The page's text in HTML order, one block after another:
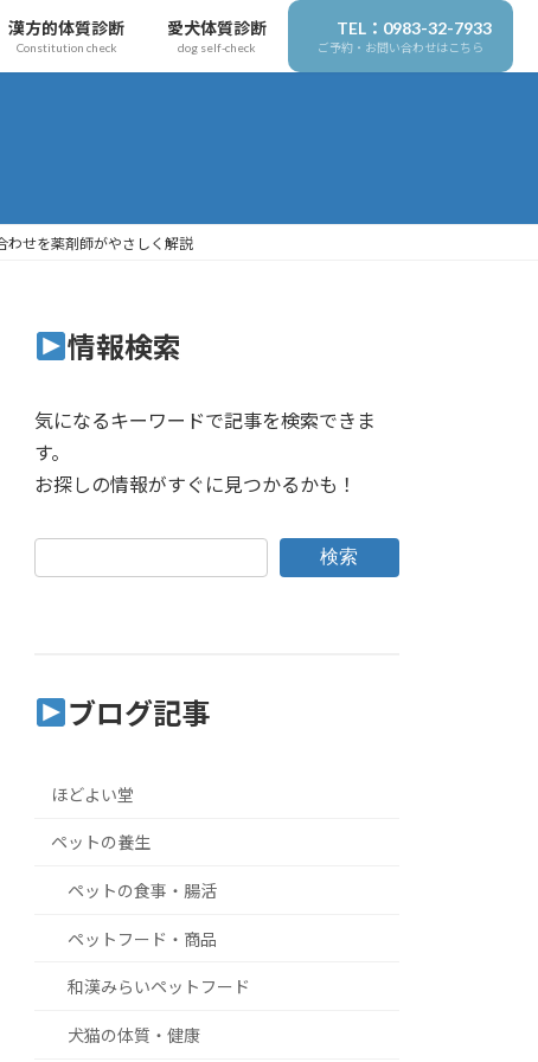
漢方的体質診断
Constitution check
愛犬体質診断
dog self-check
TEL：0983-32-7933
ご予約・お問い合わせはこちら
わせを薬剤師がやさしく解説
情報検索
気になるキーワードで記事を検索できま
す。
お探しの情報がすぐに見つかるかも！
検索
ブログ記事
ほどよい堂
ペットの養生
ペットの食事・腸活
ペットフード・商品
和漢みらいペットフード
犬猫の体質・健康